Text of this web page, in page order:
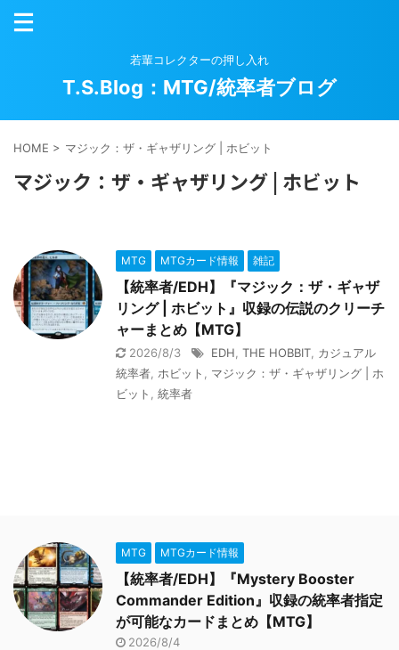
若輩コレクターの押し入れ
T.S.Blog：MTG/統率者ブログ
HOME > マジック：ザ・ギャザリング | ホビット
マジック：ザ・ギャザリング | ホビット
MTG MTGカード情報 雑記
【統率者/EDH】『マジック：ザ・ギャザ
リング | ホビット』収録の伝説のクリーチ
ャーまとめ【MTG】
2026/8/3 EDH THE HOBBIT
カジュアル
統率者 ホビット
マジック：ザ・ギャザリング | ホ
ビット
統率者
MTG MTGカード情報
【統率者/EDH】『Mystery Booster
Commander Edition』収録の統率者指定
が可能なカードまとめ【MTG】
2026/8/4